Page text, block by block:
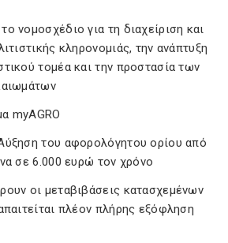
νομοσχέδιο για τη διαχείριση και
κληρονομιάς, την ανάπτυξη
τομέα και την προστασία των
myAGRO
του αφορολόγητου ορίου από
σε 6.000 ευρώ τον χρόνο
οι μεταβιβάσεις κατασχεμένων
πλέον πλήρης εξόφληση